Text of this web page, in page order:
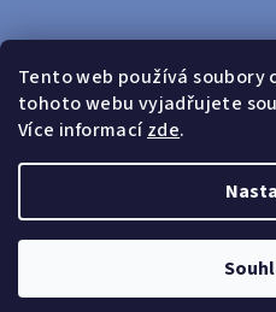
Tento web používá soubory
tohoto webu vyjadřujete
Více informacízde.
Sledovat na
Doprava